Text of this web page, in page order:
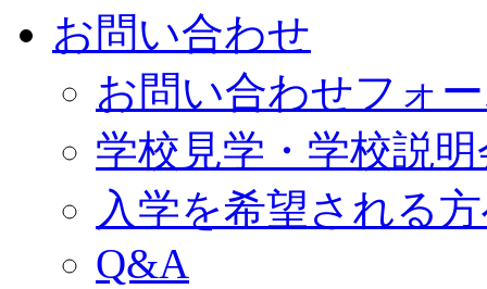
お問い合わせ
お問い合わせフォ
学校見学・学校説明
入学を希望される
Q&A